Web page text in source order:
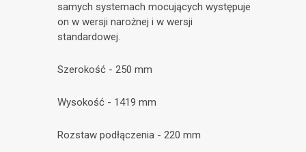
samych systemach mocujących występuje
on w wersji narożnej i w wersji
standardowej.
Szerokość - 250 mm
Wysokość - 1419 mm
Rozstaw podłączenia - 220 mm